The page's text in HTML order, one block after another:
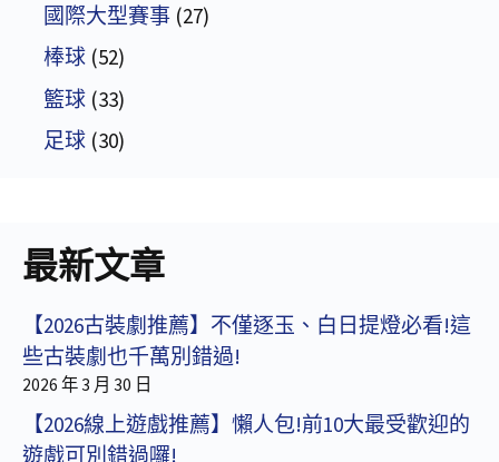
國際大型賽事 (27)
棒球 (52)
籃球 (33)
足球 (30)
最新文章
【2026古裝劇推薦】不僅逐玉、白日提燈必看!這
些古裝劇也千萬別錯過!
2026 年 3 月 30 日
【2026線上遊戲推薦】懶人包!前10大最受歡迎的
遊戲可別錯過囉!